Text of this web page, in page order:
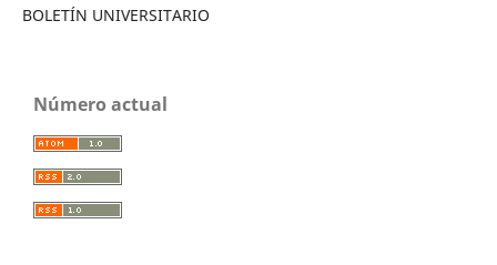
BOLETÍN UNIVERSITARIO
Número actual